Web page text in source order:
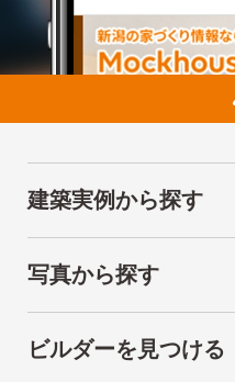
建築実例から探す
写真から探す
ビルダーを見つける